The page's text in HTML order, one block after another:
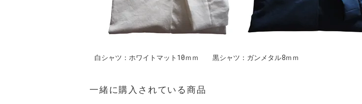
白シャツ：ホワイトマット10ｍｍ 黒シャツ：ガンメタル8ｍｍ
一緒に購入されている商品